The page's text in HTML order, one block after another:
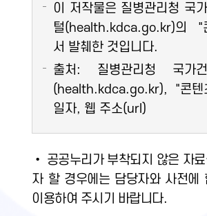
이 저작물은 질병관리청 국
털(health.kdca.go.kr)의 "
서 발췌한 것입니다.
출처: 질병관리청 국가건
(health.kdca.go.kr), "콘텐
일자, 웹 주소(url)
• 공공누리가 부착되지 않은 자
자 할 경우에는 담당자와 사전에
이용하여 주시기 바랍니다.